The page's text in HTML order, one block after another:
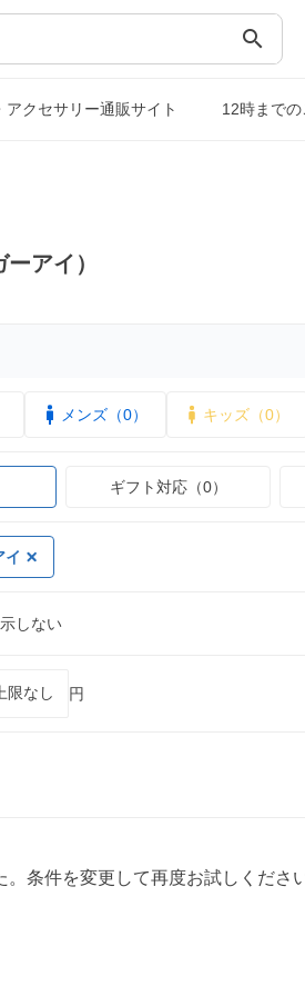
search
クセサリー通販サイト 12時まで
アイ）
メンズ（0） キッズ（0）
ギフト対応（0）
イ
しない
円
条件を変更して再度お試しください